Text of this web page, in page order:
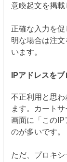
意喚起文を掲載
正確な入力を
明な場合は注
います。
IPアドレスをブ
不正利用と思
ます。カート
画面に「このIP
のが多いです。
ただ、プロキ